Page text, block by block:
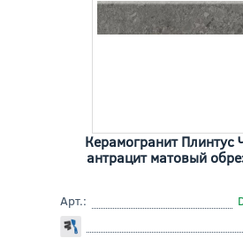
Керамогранит Плинтус
антрацит матовый
Арт.: